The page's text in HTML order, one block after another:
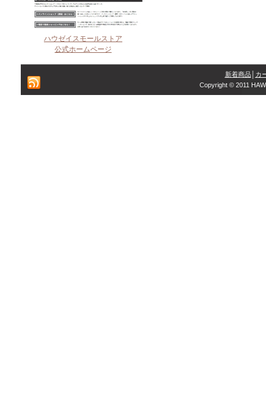
ハウゼイスモールストア
公式ホームページ
新着商品│
カ
Copyright © 2011